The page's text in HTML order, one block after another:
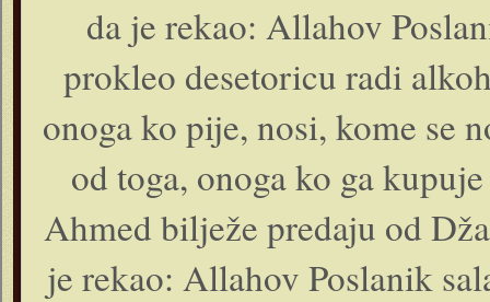
da je rekao: Allahov
prokleo desetoricu radi
onoga ko pije, nosi, kome se
od toga, onoga ko ga
Ahmed bilježe predaju od
je rekao: Allahov Poslanik